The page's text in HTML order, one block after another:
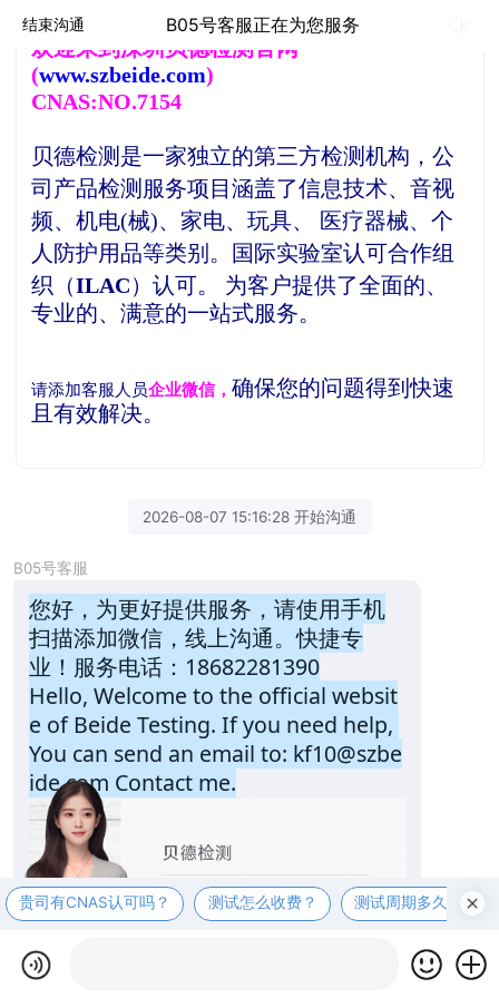
结束沟通 B05号客服正在为您服务
欢 迎来到深圳贝德检测官网
(www.szbeide.com)
CNAS:NO.7154
贝德检测是一家独立的第三方检测机构，公
司产品检测服务项目涵盖了信息技术、音视
频、机电(械)、家电、玩具、 医疗器械、个
人防护用品等类别。
国际实验室认可合作组
织（ILAC）认可。
为客户提供了全面的、
专业的、满意的一站式服务。
请添加客服人员企业微信，确保您的问题得到快速
且有效解决。
2026-08-07 15:16:28 开始沟通
B05号客服
您好，为更好提供服务，请使用手机
扫描添加微信，线上沟通。快捷专
业！服务电话：18682281390
Hello, Welcome to the official websit
e of Beide Testing. If you need help,
You can send an email to: kf10@szbe
ide.com Contact me.
贵司有CNAS认可吗？ 测试怎么收费？ 测试周期多久？